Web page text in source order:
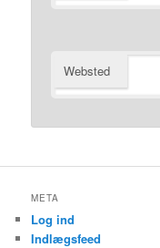
Websted
META
Log ind
Indlægsfeed